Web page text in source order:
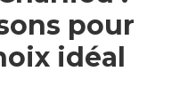
pour
idéal